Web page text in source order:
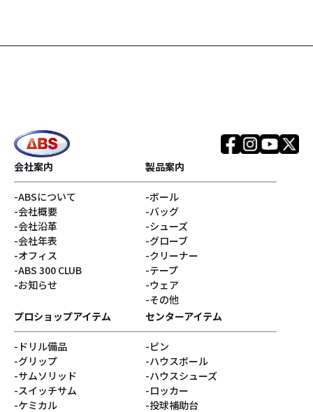
会社案内
ABSについて
会社概要
会社沿革
会社年表
オフィス
ABS 300 CLUB
お知らせ
製品案内
ボール
バッグ
シューズ
グローブ
クリーナー
テープ
ウェア
その他
プロショップアイテム
ドリル備品
グリップ
サムソリッド
スイッチサム
ケミカル
センターアイテム
ピン
ハウスボール
ハウスシューズ
ロッカー
投球補助台